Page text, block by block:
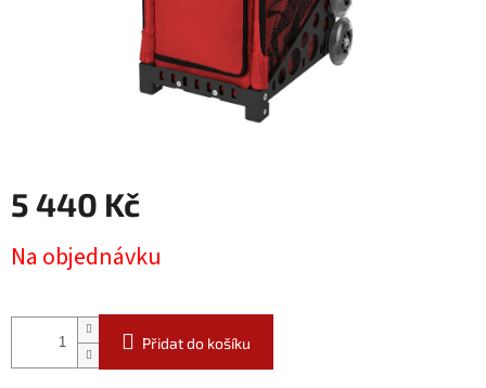
5 440 Kč
cena:
Na objednávku
Přidat do košíku